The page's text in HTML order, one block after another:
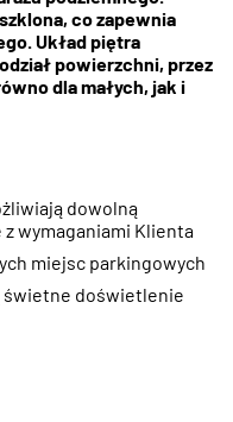
co zapewnia
Układ piętra
powierzchni, przez
dla małych, jak i
dowolną
wymaganiami Klienta
miejsc parkingowych
świetne doświetlenie